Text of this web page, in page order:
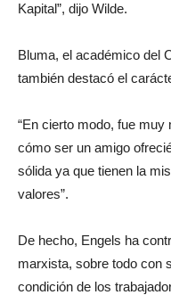
Kapital”, dijo Wilde.
Bluma, el académico del
también destacó el
“En cierto modo, fue
cómo ser un amigo
sólida ya que tienen la
valores”.
De hecho, Engels ha
marxista, sobre todo con
condición de los